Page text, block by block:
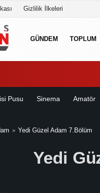
Gizlilik İlkeleri
GÜNDEM TOPLUM
Pusu Sinema Amatör
Yedi Güzel Adam 7.Bölüm
Yedi